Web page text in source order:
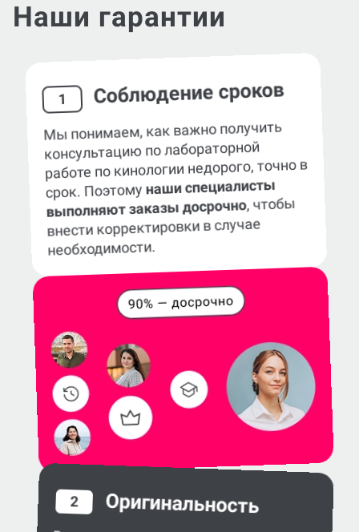
Наши гарантии
1 Соблюдение сроков
Мы понимаем, как важно получить
консультацию по лабораторной
работе по кинологии недорого, точно в
срок. Поэтомунаши специалисты
выполняют заказы досрочно, чтобы
внести корректировки в случае
необходимости.
2 Оригинальность